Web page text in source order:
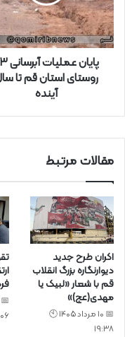
ا
و
ا
ر
پایان
روستای استان قم تا
آینده
مقالات مرتبط
اکران طرح جدید
دیوارنگاره بزرگ انقلاب
قم با شعار «لبیک یا
مهدی(عج)»
📅 10 مرداد 1405 🕙
19:38